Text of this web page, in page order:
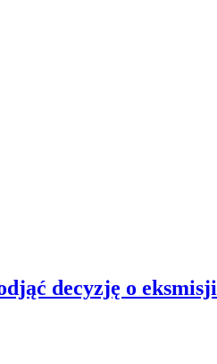
decyzję o